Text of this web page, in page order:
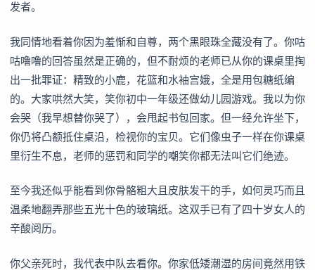
发者。
我同情地看着你因为羞惭和自尊，两个黑眼珠全藏没有了。你咕
咕噜噜的回答虽然是正确的，但不耐烦的老师已从你的课桌里掏
出一批罪证：精致的小鹿，花篮和水袖宫娥，全是用包糖纸编
的。大家哄然大笑，笑你初中一年级还做幼儿园游戏。我以为你
会哭（我早想替你哭了），会甩起书包回家。但一经允许坐下，
你仍将凸额抵住桌沿，检视你的宝贝。它们像虫子一样在你课桌
里衍生不息，老师的惩罚和同学的嘲笑你都无法叫它们绝迹。
至今我还似乎能看到你骨骼粗大且皮肤发干的手，如何灵巧而且
温柔地翻弄那些五光十色的玻璃纸。这双手已有了四十岁女人的
辛酸阅历。
你父亲死时，我代表中队去看你。你家低矮潮湿的房间竟然用铁